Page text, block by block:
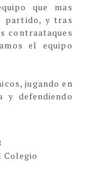
que mas
partido, y tras
contraataques
el equipo
jugando en
y defendiendo
Colegio